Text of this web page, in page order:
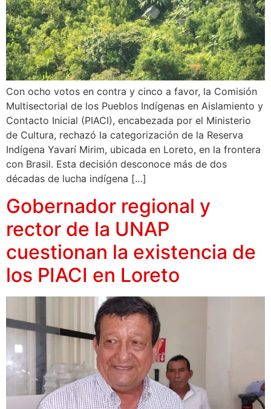
Con ocho votos en contra y cinco a favor, la Comisión
Multisectorial de los Pueblos Indígenas en Aislamiento y
Contacto Inicial (PIACI), encabezada por el Ministerio
de Cultura, rechazó la categorización de la Reserva
Indígena Yavarí Mirim, ubicada en Loreto, en la frontera
con Brasil. Esta decisión desconoce más de dos
décadas de lucha indígena […]
Gobernador regional y
rector de la UNAP
cuestionan la existencia de
los PIACI en Loreto